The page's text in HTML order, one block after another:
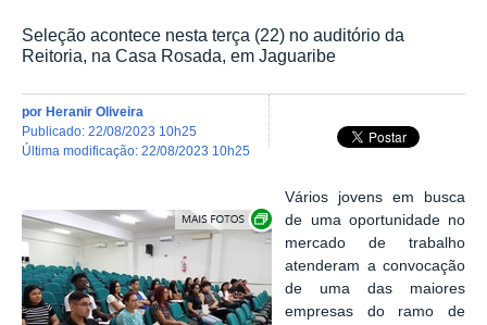
Seleção acontece nesta terça (22) no auditório da
Reitoria, na Casa Rosada, em Jaguaribe
por Heranir Oliveira
publicado: 22/08/2023 10h25
última modificação: 22/08/2023 10h25
Exibir carrossel de imagens
Vários jovens em busca
de uma oportunidade no
mercado de trabalho
atenderam a convocação
de uma das maiores
empresas do ramo de